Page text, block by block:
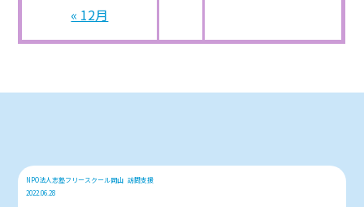
« 12月
NPO法人志塾フリースクール岡山 訪問支援
2022.06.28